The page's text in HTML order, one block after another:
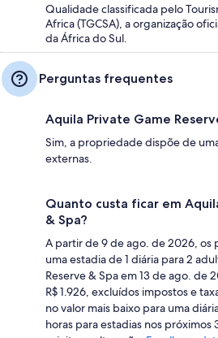
Qualidade classificada pelo
Africa (TGCSA), a organização
da África do Sul.
Perguntas frequentes
Aquila Private Game
Sim, a propriedade dispõe de
externas.
Quanto custa ficar em
& Spa?
A partir de 9 de ago. de 2026, os
uma estadia de 1 diária para 2
Reserve & Spa em 13 de ago. de
R$ 1.926, excluídos impostos e
no valor mais baixo para uma
horas para estadias nos próximos